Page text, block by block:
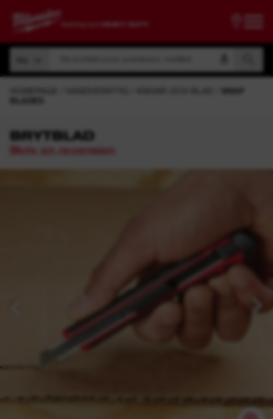
Sök på artikelnummer, produktnamn, modellkod
SNAP
BRYTBLAD
Skriv en recension